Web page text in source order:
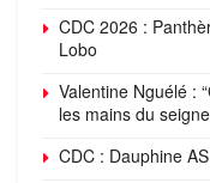
CDC 2026 :
Lobo
Valentine Nguélé :
les mains du
CDC : Dauphine